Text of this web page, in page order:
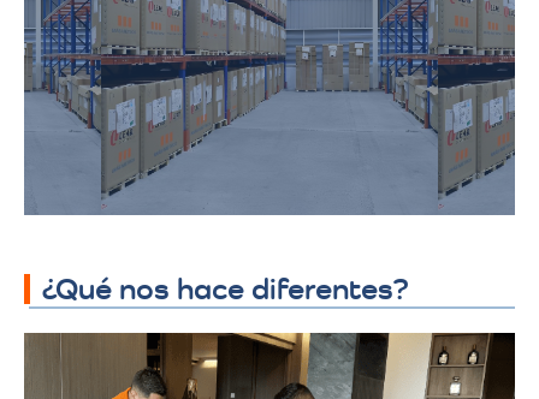
productos químicos y telas. Ofrecemos
soluciones adaptadas a los requisitos
específicos de almacenamiento
industrial, garantizando seguridad y
accesibilidad.
¿Qué nos hace diferentes?